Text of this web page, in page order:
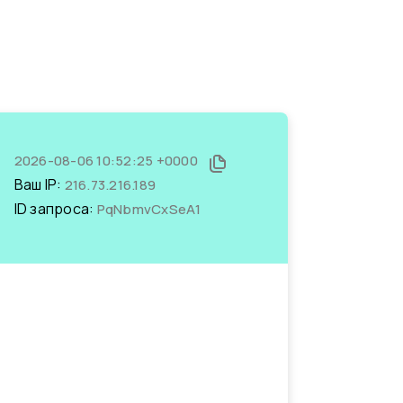
2026-08-06 10:52:25 +0000
Ваш IP: 216.73.216.189
ID запроса: PqNbmvCxSeA1